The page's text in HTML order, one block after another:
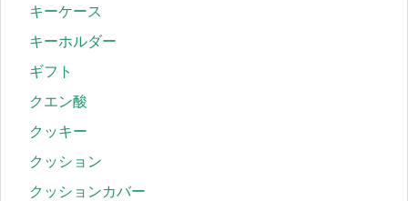
キーケース
キーホルダー
ギフト
クエン酸
クッキー
クッション
クッションカバー